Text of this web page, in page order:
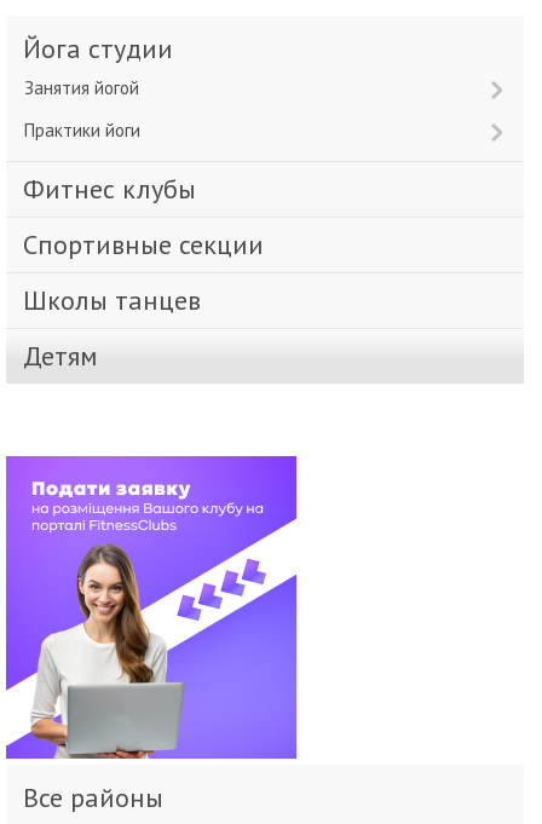
Йога студии
Занятия йогой
Практики йоги
Фитнес клубы
Спортивные секции
Школы танцев
Детям
Все районы